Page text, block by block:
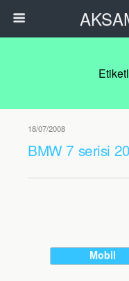
18/07/2008
BMW 7 serisi
Mobil